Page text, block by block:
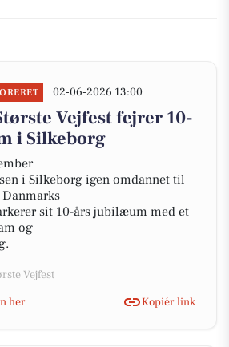
02-06-2026 13:00
Vejfest fejrer 10-
i Silkeborg
i Silkeborg igen omdannet til
sit 10-års jubilæum med et
og
Vejfest
her
Kopiér link